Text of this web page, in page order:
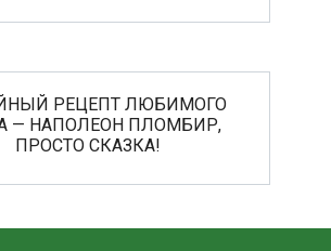
РЕЦЕПТ ЛЮБИМОГО
— НАПОЛЕОН ПЛОМБИР,
ПРОСТО СКАЗКА!